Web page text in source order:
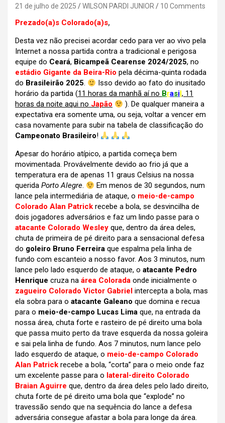
21 de julho de 2025 WILSON PARDI JUNIOR 10 Comments
Prezado(a)s Colorado(a)s,
Desta vez não precisei acordar cedo para ver ao vivo pela
Internet a nossa partida contra a tradicional e perigosa
equipe do Ceará, Bicampeã Cearense 2024/2025, no
estádio Gigante da Beira-Rio pela décima-quinta rodada
do Brasileirão 2025.
Isso devido ao fato do inusitado
horário da partida (11 horas da manhã aí no Brasil, 11
horas da noite aqui no Japão
). De qualquer maneira a
expectativa era somente uma, ou seja, voltar a vencer em
casa novamente para subir na tabela de classificação do
Campeonato Brasileiro!
Apesar do horário atípico, a partida começa bem
movimentada. Provávelmente devido ao frio já que a
temperatura era de apenas 11 graus Celsius na nossa
querida Porto Alegre.
Em menos de 30 segundos, num
lance pela intermediária de ataque, o meio-de-campo
Colorado Alan Patrick recebe a bola, se desvincilha de
dois jogadores adversários e faz um lindo passe para o
atacante Colorado Wesley que, dentro da área deles,
chuta de primeira de pé direito para a sensacional defesa
do goleiro Bruno Ferreira que espalma pela linha de
fundo com escanteio a nosso favor. Aos 3 minutos, num
lance pelo lado esquerdo de ataque, o atacante Pedro
Henrique cruza na área Colorada onde inicialmente o
zagueiro Colorado Victor Gabriel intercepta a bola, mas
ela sobra para o atacante Galeano que domina e recua
para o meio-de-campo Lucas Lima que, na entrada da
nossa área, chuta forte e rasteiro de pé direito uma bola
que passa muito perto da trave esquerda da nossa goleira
e sai pela linha de fundo. Aos 7 minutos, num lance pelo
lado esquerdo de ataque, o meio-de-campo Colorado
Alan Patrick recebe a bola, “corta” para o meio onde faz
um excelente passe para o lateral-direito Colorado
Braian Aguirre que, dentro da área deles pelo lado direito,
chuta forte de pé direito uma bola que “explode” no
travessão sendo que na sequência do lance a defesa
adversária consegue afastar a bola para longe da área.